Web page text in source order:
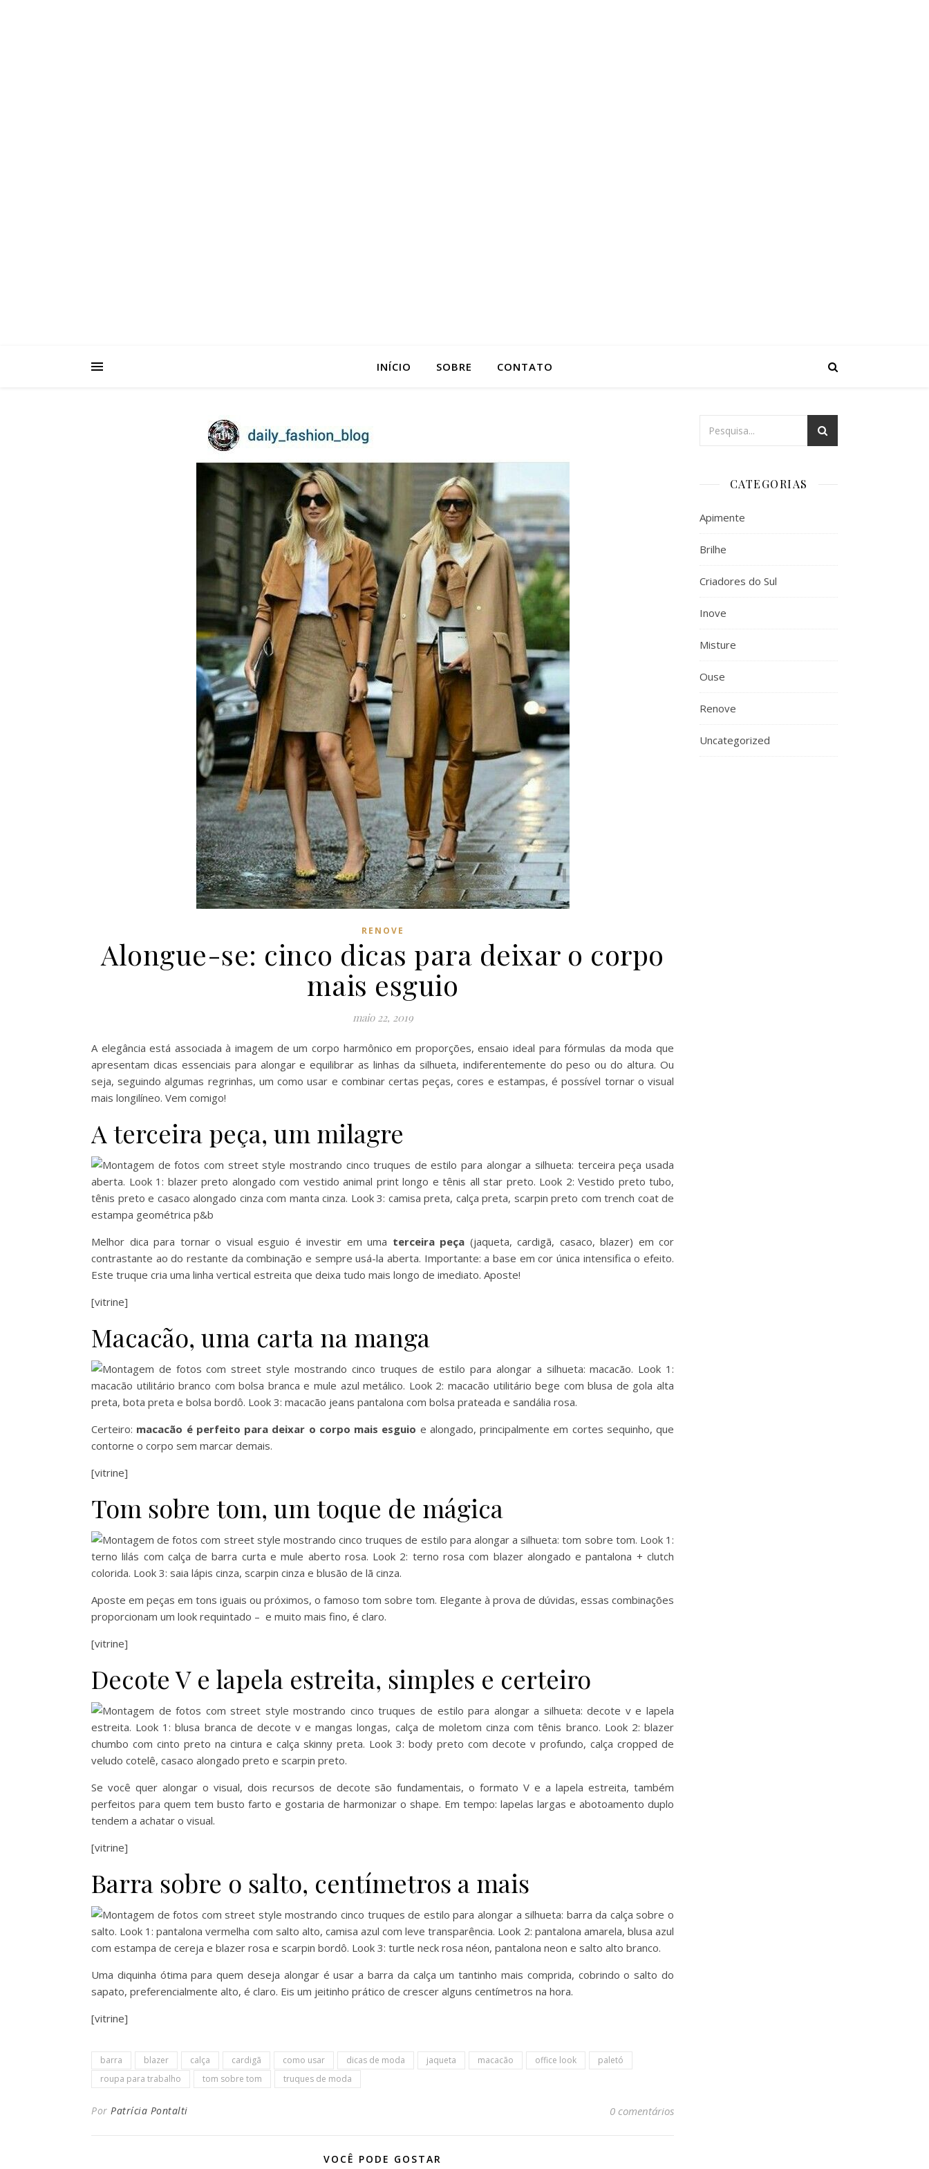
INÍCIO SOBRE CONTATO
RENOVE
Alongue-se: cinco dicas para deixar o corpo
mais esguio
maio 22, 2019
A elegância está associada à imagem de um corpo harmônico em proporções, ensaio ideal para fórmulas da moda que
apresentam dicas essenciais para alongar e equilibrar as linhas da silhueta, indiferentemente do peso ou do altura. Ou
seja, seguindo algumas regrinhas, um como usar e combinar certas peças, cores e estampas, é possível tornar o visual
mais longilíneo. Vem comigo!
A terceira peça, um milagre
Melhor dica para tornar o visual esguio é investir em uma terceira peça (jaqueta, cardigã, casaco, blazer) em cor
contrastante ao do restante da combinação e sempre usá-la aberta. Importante: a base em cor única intensifica o efeito.
Este truque cria uma linha vertical estreita que deixa tudo mais longo de imediato. Aposte!
[vitrine]
Macacão, uma carta na manga
Certeiro: macacão é perfeito para deixar o corpo mais esguio e alongado, principalmente em cortes sequinho, que
contorne o corpo sem marcar demais.
[vitrine]
Tom sobre tom, um toque de mágica
Aposte em peças em tons iguais ou próximos, o famoso tom sobre tom. Elegante à prova de dúvidas, essas combinações
proporcionam um look requintado – e muito mais fino, é claro.
[vitrine]
Decote V e lapela estreita, simples e certeiro
Se você quer alongar o visual, dois recursos de decote são fundamentais, o formato V e a lapela estreita, também
perfeitos para quem tem busto farto e gostaria de harmonizar o shape. Em tempo: lapelas largas e abotoamento duplo
tendem a achatar o visual.
[vitrine]
Barra sobre o salto, centímetros a mais
Uma diquinha ótima para quem deseja alongar é usar a barra da calça um tantinho mais comprida, cobrindo o salto do
sapato, preferencialmente alto, é claro. Eis um jeitinho prático de crescer alguns centímetros na hora.
[vitrine]
barra blazer calça cardigã como usar dicas de moda jaqueta macacão office look
paletó
roupa para trabalho
tom sobre tom truques de moda
Por Patrícia Pontalti 0 comentários
VOCÊ PODE GOSTAR
CATEGORIAS
Apimente
Brilhe
Criadores do Sul
Inove
Misture
Ouse
Renove
Uncategorized